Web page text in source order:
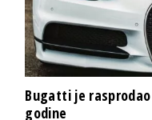
Bugatti je
godine